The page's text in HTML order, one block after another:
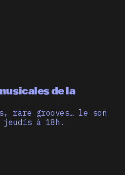
de la
rare grooves… le son
à 18h.